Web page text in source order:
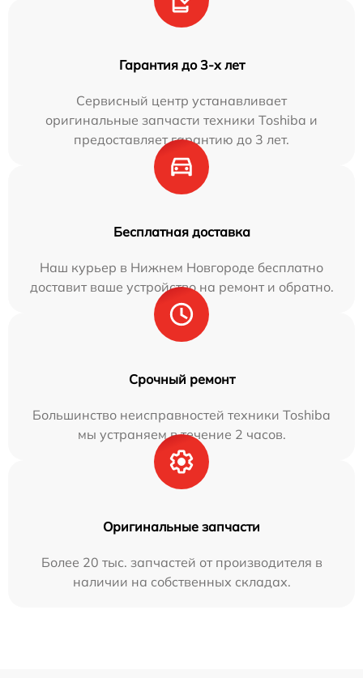
Гарантия до 3-х лет
Сервисный центр устанавливает
оригинальные запчасти техники Toshiba и
предоставляет гарантию до 3 лет.
Бесплатная доставка
Наш курьер в Нижнем Новгороде бесплатно
доставит ваше устройство на ремонт и обратно.
Срочный ремонт
Большинство неисправностей техники Toshiba
мы устраняем в течение 2 часов.
Оригинальные запчасти
Более 20 тыс. запчастей от производителя в
наличии на собственных складах.